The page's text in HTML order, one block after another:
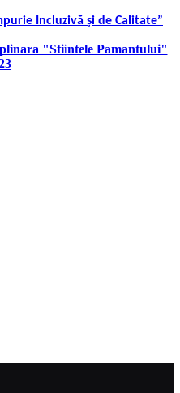
Incluzivă și de Calitate”
"Stiintele Pamantului"